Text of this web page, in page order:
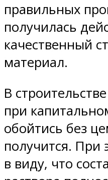
правильных
получилась
качественный
материал.
В
при
обойтись без
получится.
в виду, что